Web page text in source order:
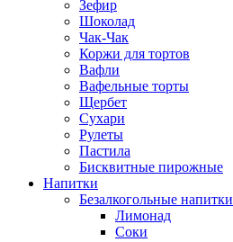
Зефир
Шоколад
Чак-Чак
Коржи для тортов
Вафли
Вафельные торты
Щербет
Сухари
Рулеты
Пастила
Бисквитные пирожные
Напитки
Безалкогольные напитки
Лимонад
Соки